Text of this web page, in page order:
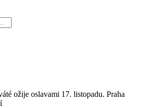
ožije oslavami 17. listopadu. Praha